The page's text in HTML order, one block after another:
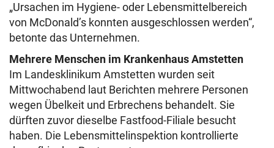
„Ursachen im Hygiene- oder Lebensmittelbereich
von McDonald’s konnten ausgeschlossen werden“,
betonte das Unternehmen.
Mehrere Menschen im Krankenhaus Amstetten
Im Landesklinikum Amstetten wurden seit
Mittwochabend laut Berichten mehrere Personen
wegen Übelkeit und Erbrechens behandelt. Sie
dürften zuvor dieselbe Fastfood-Filiale besucht
haben. Die Lebensmittelinspektion kontrollierte